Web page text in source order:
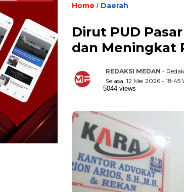
Home / Daerah
Dirut PUD
dan Meningkat
REDAKSI MEDAN -
Selasa, 12 Mei 2026 - 18:45
5044 views